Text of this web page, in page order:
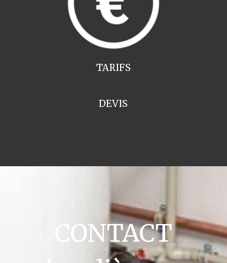
TARIFS
DEVIS
CONTACT